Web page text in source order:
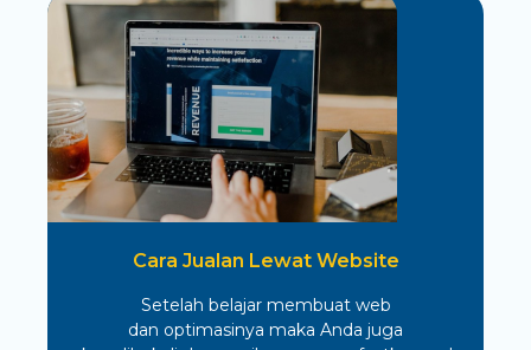
Cara Jualan Lewat Website
Setelah belajar membuat web
dan optimasinya maka Anda juga